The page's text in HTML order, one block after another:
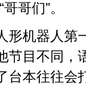
哥们”。
机器人第
节目不同，
台本往往会